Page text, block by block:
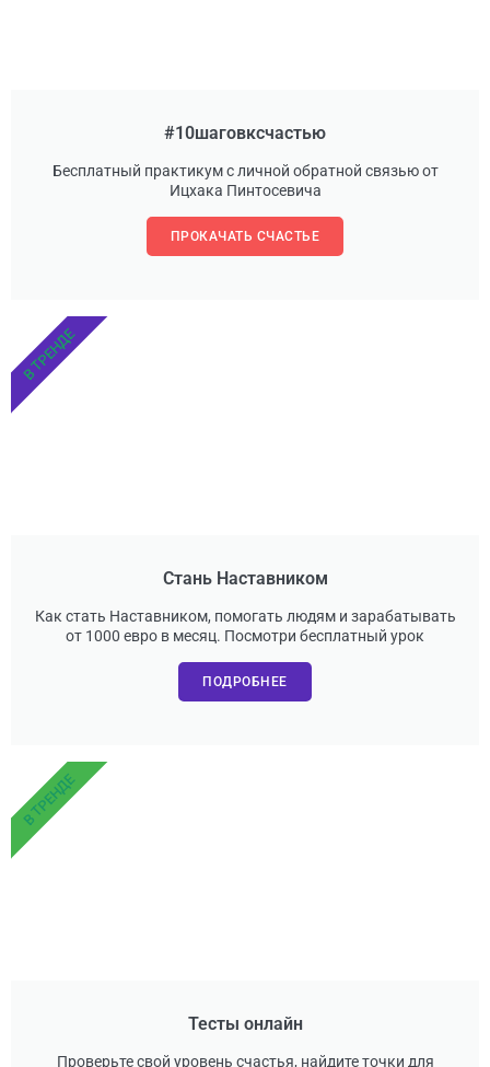
#10шаговксчастью
Бесплатный практикум с личной обратной связью от
Ицхака Пинтосевича
ПРОКАЧАТЬ СЧАСТЬЕ
Стань Наставником
Как стать Наставником, помогать людям и зарабатывать
от 1000 евро в месяц. Посмотри бесплатный урок
ПОДРОБНЕЕ
В ТРЕНДЕ
Тесты онлайн
Проверьте свой уровень счастья, найдите точки для
В ТРЕНДЕ